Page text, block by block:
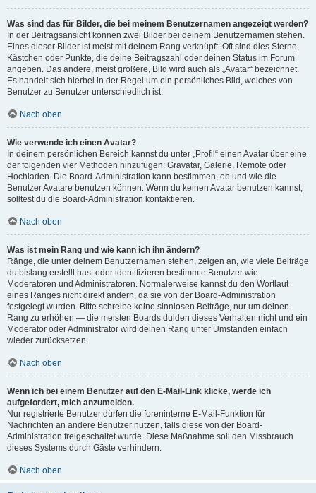
Was sind das für Bilder, die bei meinem Benutzernamen angezeigt werden?
In der Beitragsansicht können zwei Bilder bei deinem Benutzernamen stehen.
Eines dieser Bilder ist meist mit deinem Rang verknüpft: Oft sind dies Sterne,
Kästchen oder Punkte, die deine Beitragszahl oder deinen Status im Forum
angeben. Das andere, meist größere, Bild wird auch als „Avatar“ bezeichnet.
Es handelt sich hierbei in der Regel um ein persönliches Bild, welches von
Benutzer zu Benutzer unterschiedlich ist.
Nach oben
Wie verwende ich einen Avatar?
In deinem persönlichen Bereich kannst du unter „Profil“ einen Avatar über eine
der folgenden vier Methoden hinzufügen: Gravatar, Galerie, Remote oder
Hochladen. Die Board-Administration kann bestimmen, ob und wie die
Benutzer Avatare benutzen können. Wenn du keinen Avatar benutzen kannst,
solltest du die Board-Administration kontaktieren.
Nach oben
Was ist mein Rang und wie kann ich ihn ändern?
Ränge, die unter deinem Benutzernamen stehen, zeigen an, wie viele Beiträge
du bislang erstellt hast oder identifizieren bestimmte Benutzer wie
Moderatoren und Administratoren. Normalerweise kannst du den Wortlaut
eines Ranges nicht direkt ändern, da sie von der Board-Administration
festgelegt wurden. Bitte schreibe keine sinnlosen Beiträge, nur um deinen
Rang zu erhöhen — die meisten Boards dulden dieses Verhalten nicht und ein
Moderator oder Administrator wird deinen Rang unter Umständen einfach
wieder zurücksetzen.
Nach oben
Wenn ich bei einem Benutzer auf den E-Mail-Link klicke, werde ich
aufgefordert, mich anzumelden.
Nur registrierte Benutzer dürfen die foreninterne E-Mail-Funktion für
Nachrichten an andere Benutzer nutzen, falls diese von der Board-
Administration freigeschaltet wurde. Diese Maßnahme soll den Missbrauch
dieses Systems durch Gäste verhindern.
Nach oben